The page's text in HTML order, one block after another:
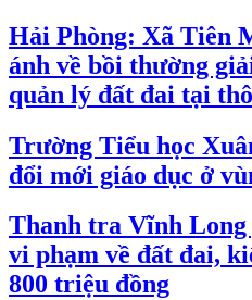
Hải Phòng: Xã Tiên
ánh về bồi thường
quản lý đất đai tại
Trường Tiểu học
đổi mới giáo dục ở
Thanh tra Vĩnh Long
vi phạm về đất đai,
800 triệu đồng